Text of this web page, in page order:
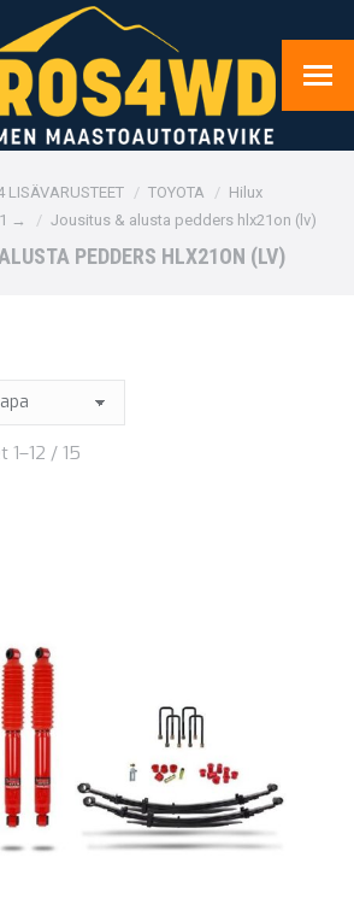
LISÄVARUSTEET TOYOTA
Hilux
→
Jousitus & alusta pedders hlx21on (lv)
PEDDERS HLX21ON (LV)
/ 15